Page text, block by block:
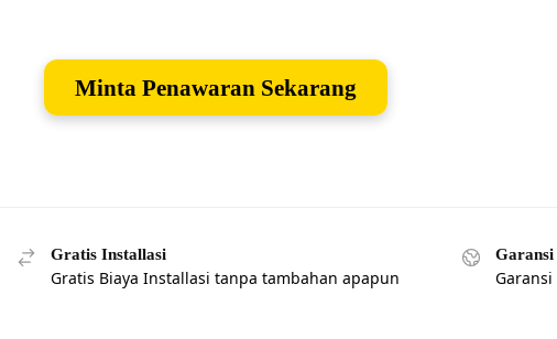
Minta Penawaran Sekarang
Gratis Installasi
Gratis Biaya Installasi tanpa tambahan apapun
Garansi